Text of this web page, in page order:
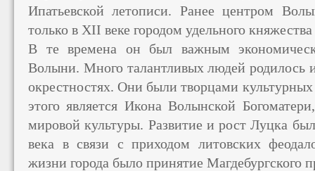
Ипатьевской летописи. Ранее центром
только в XII веке городом удельного
В те времена он был важным
Волыни. Много талантливых людей родилось
окрестностях. Они были творцами
этого является Икона Волынской
мировой культуры. Развитие и рост Луцка
века в связи с приходом литовских
жизни города было принятие Магдебургского